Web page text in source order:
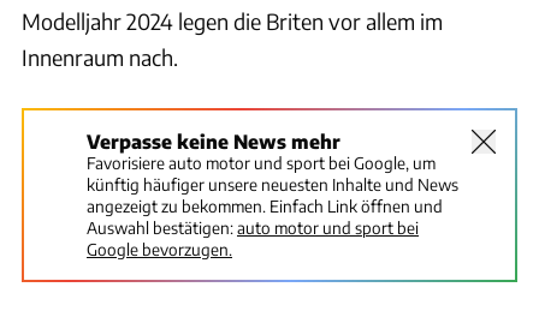
Modelljahr 2024 legen die Briten vor allem im
Innenraum nach.
Verpasse keine News mehr
Favorisiere auto motor und sport bei Google, um
künftig häufiger unsere neuesten Inhalte und News
angezeigt zu bekommen. Einfach Link öffnen und
Auswahl bestätigen:auto motor und sport bei
Google bevorzugen.